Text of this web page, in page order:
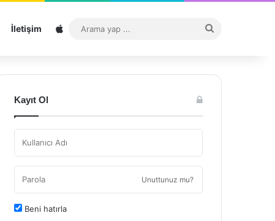
İletişim Sitemap
...
Kayıt Ol
Unuttunuz mu?
Beni hatırla